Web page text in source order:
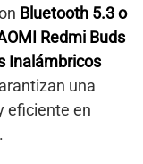
Bluetooth 5.3 o
Redmi Buds
Inalámbricos
una
eficiente en